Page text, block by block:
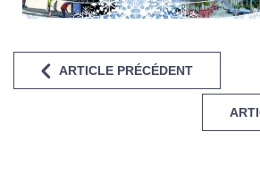
ARTICLE PRÉCÉDENT